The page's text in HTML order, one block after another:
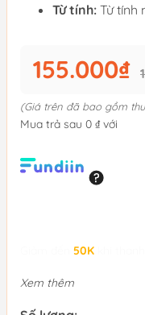
Từ tính: Từ tính
155.000₫
(Giá trên đã bao gồm
Mua trả sau 0 ₫ với
50K
Xem thêm